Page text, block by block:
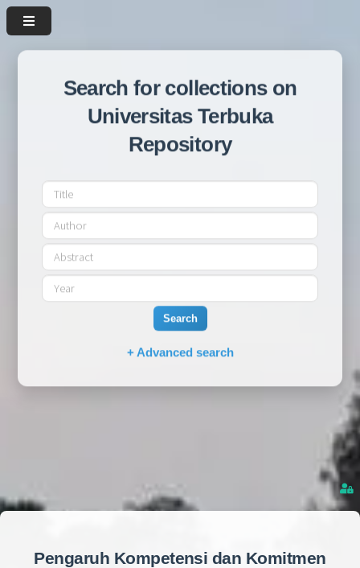
Search for collections on
Universitas Terbuka
Repository
Search
+ Advanced search
Pengaruh Kompetensi dan Komitmen